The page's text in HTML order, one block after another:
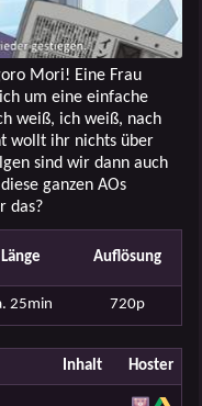
Mori! Eine Frau
um eine einfache
weiß, ich weiß, nach
wollt ihr nichts über
sind wir dann auch
ganzen AOs
das?
Länge Auflösung
25min 720p
Inhalt Hoster